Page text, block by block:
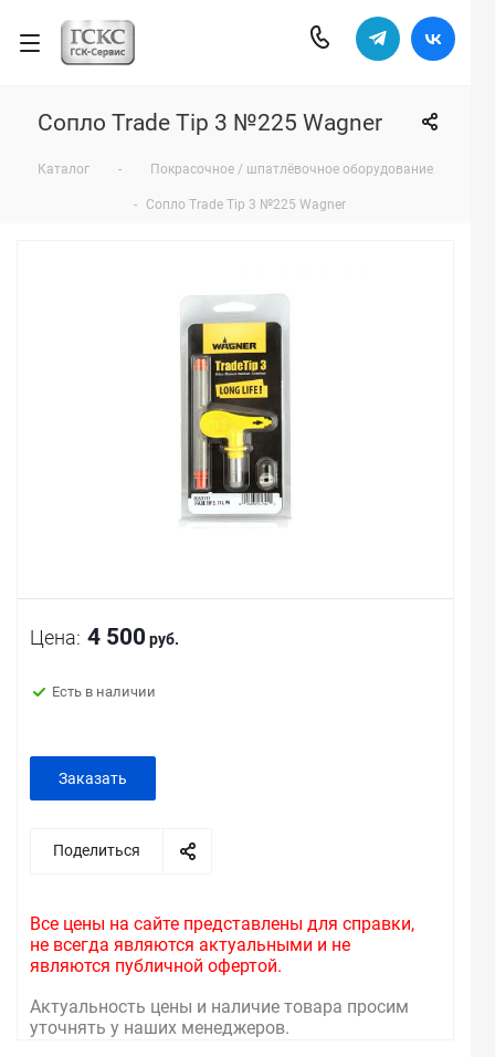
Сопло Trade Tip 3 №225 Wagner
Каталог - Покрасочное / шпатлёвочное оборудование
- Сопло Trade Tip 3 №225 Wagner
Цена: 4 500 руб.
Есть в наличии
Заказать
Поделиться
Все цены на сайте представлены для справки,
не всегда являются актуальными и не
являются публичной офертой.
Актуальность цены и наличие товара просим
уточнять у наших менеджеров.